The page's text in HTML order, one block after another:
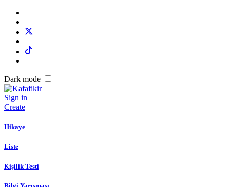
Dark mode
Sign in
Create
Hikaye
Liste
Kişilik Testi